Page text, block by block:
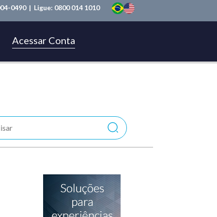
0490 | Ligue: 0800 014 1010
Acessar Conta